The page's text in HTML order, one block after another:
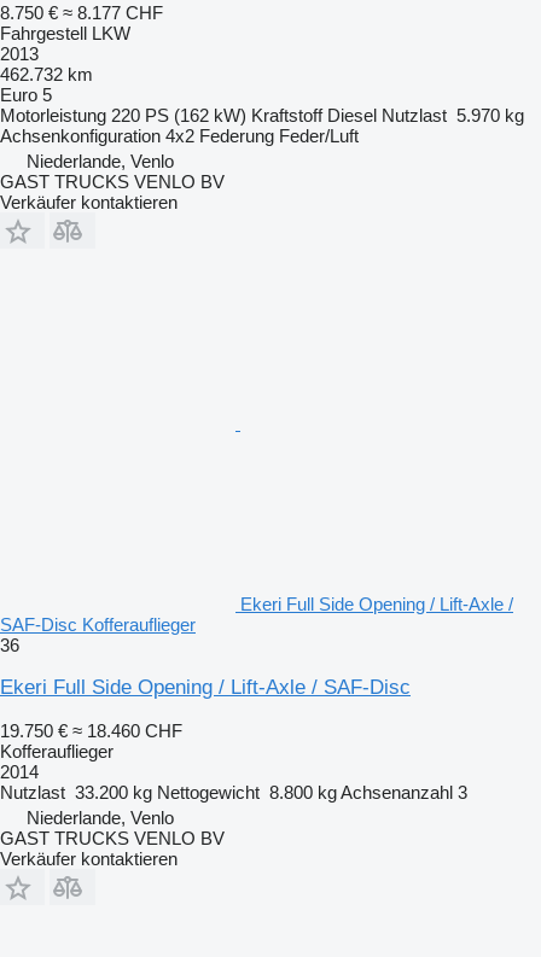
8.750 € ≈ 8.177 CHF
Fahrgestell LKW
2013
462.732 km
Euro 5
Motorleistung 220 PS (162 kW) Kraftstoff Diesel Nutzlast 5.970 kg
Achsenkonfiguration 4x2 Federung Feder/Luft
Niederlande, Venlo
GAST TRUCKS VENLO BV
Verkäufer kontaktieren
Ekeri Full Side Opening / Lift-Axle /
SAF-Disc Kofferauflieger
36
Ekeri Full Side Opening / Lift-Axle / SAF-Disc
19.750 € ≈ 18.460 CHF
Kofferauflieger
2014
Nutzlast 33.200 kg Nettogewicht 8.800 kgAchsenanzahl 3
Niederlande, Venlo
GAST TRUCKS VENLO BV
Verkäufer kontaktieren